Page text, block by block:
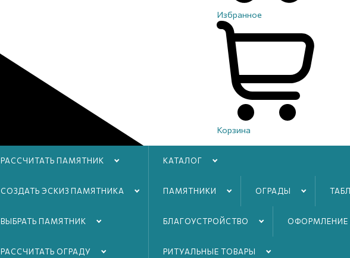
Избранное
Корзина
РАССЧИТАТЬ ПАМЯТНИК
СОЗДАТЬ ЭСКИЗ ПАМЯТНИКА
ВЫБРАТЬ ПАМЯТНИК
РАССЧИТАТЬ ОГРАДУ
КАТАЛОГ
ПАМЯТНИКИ ОГРАДЫ
БЛАГОУСТРОЙСТВO ОФОРМЛЕНИЕ
РИТУАЛЬНЫЕ ТОВАРЫ